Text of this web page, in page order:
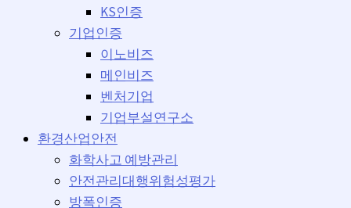
KS인증
기업인증
이노비즈
메인비즈
벤처기업
기업부설연구소
환경산업안전
화학사고 예방관리
안전관리대행위험성평가
방폭인증